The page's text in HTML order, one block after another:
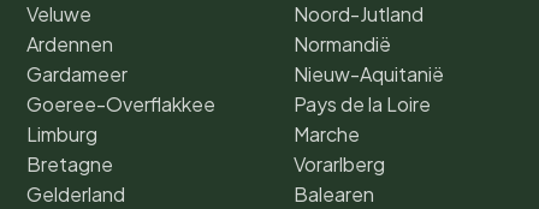
Veluwe
Ardennen
Gardameer
Goeree-Overflakkee
Limburg
Bretagne
Gelderland
Noord-Jutland
Normandië
Nieuw-Aquitanië
Pays de la Loire
Marche
Vorarlberg
Balearen